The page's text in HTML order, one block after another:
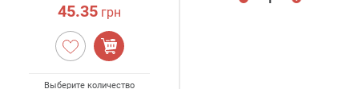
45.35 грн
Выберите количество